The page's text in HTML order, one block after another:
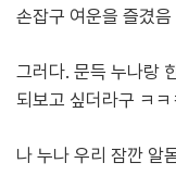
손잡구 여운을 즐겼음
그러다. 문득 누나랑
되보고 싶더라구 ㅋㅋ
나 누나 우리 잠깐 알